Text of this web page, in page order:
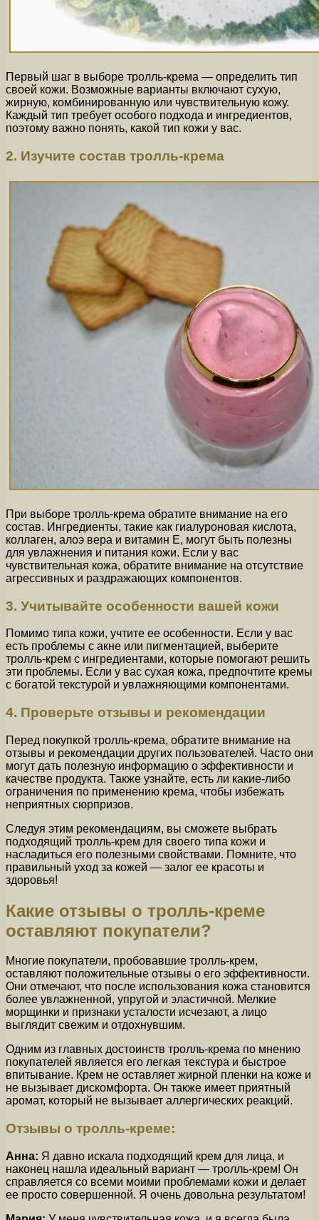
Первый шаг в выборе тролль-крема — определить тип
своей кожи. Возможные варианты включают сухую,
жирную, комбинированную или чувствительную кожу.
Каждый тип требует особого подхода и ингредиентов,
поэтому важно понять, какой тип кожи у вас.
2. Изучите состав тролль-крема
При выборе тролль-крема обратите внимание на его
состав. Ингредиенты, такие как гиалуроновая кислота,
коллаген, алоэ вера и витамин Е, могут быть полезны
для увлажнения и питания кожи. Если у вас
чувствительная кожа, обратите внимание на отсутствие
агрессивных и раздражающих компонентов.
3. Учитывайте особенности вашей кожи
Помимо типа кожи, учтите ее особенности. Если у вас
есть проблемы с акне или пигментацией, выберите
тролль-крем с ингредиентами, которые помогают решить
эти проблемы. Если у вас сухая кожа, предпочтите кремы
с богатой текстурой и увлажняющими компонентами.
4. Проверьте отзывы и рекомендации
Перед покупкой тролль-крема, обратите внимание на
отзывы и рекомендации других пользователей. Часто они
могут дать полезную информацию о эффективности и
качестве продукта. Также узнайте, есть ли какие-либо
ограничения по применению крема, чтобы избежать
неприятных сюрпризов.
Следуя этим рекомендациям, вы сможете выбрать
подходящий тролль-крем для своего типа кожи и
насладиться его полезными свойствами. Помните, что
правильный уход за кожей — залог ее красоты и
здоровья!
Какие отзывы о тролль-креме
оставляют покупатели?
Многие покупатели, пробовавшие тролль-крем,
оставляют положительные отзывы о его эффективности.
Они отмечают, что после использования кожа становится
более увлажненной, упругой и эластичной. Мелкие
морщинки и признаки усталости исчезают, а лицо
выглядит свежим и отдохнувшим.
Одним из главных достоинств тролль-крема по мнению
покупателей является его легкая текстура и быстрое
впитывание. Крем не оставляет жирной пленки на коже и
не вызывает дискомфорта. Он также имеет приятный
аромат, который не вызывает аллергических реакций.
Отзывы о тролль-креме:
Анна: Я давно искала подходящий крем для лица, и
наконец нашла идеальный вариант — тролль-крем! Он
справляется со всеми моими проблемами кожи и делает
ее просто совершенной. Я очень довольна результатом!